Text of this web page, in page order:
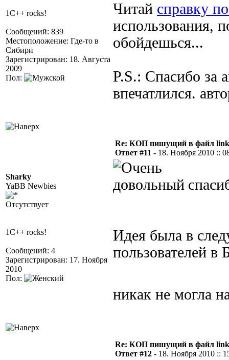
1C++ rocks!
Сообщений: 839
Местоположение: Где-то в
Сибири
Зарегистрирован: 18. Августа
2009
Пол:
Читай справку
использования,
обойдешься...
P.S.: Спасибо за
впечатлился.
Sharky
YaBB Newbies
Отсутствует
1C++ rocks!
Сообщений: 4
Зарегистрирован: 17. Ноября
2010
Пол:
Re: КОП пишущий в файл
Ответ #11 - 18. Ноября 2010 ::
Идея была в
пользователей в
никак не могла
Re: КОП пишущий в файл
Ответ #12 - 18. Ноября 2010 ::